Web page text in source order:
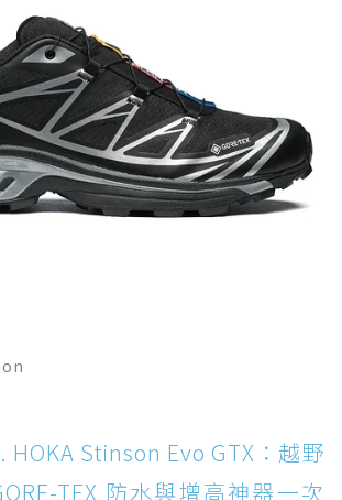
HOKA Stinson Evo GTX：越野
TEX 防水與增高神器一次